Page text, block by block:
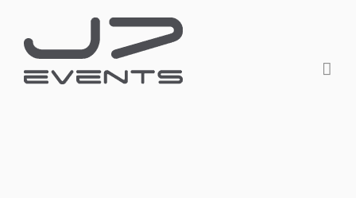
springen